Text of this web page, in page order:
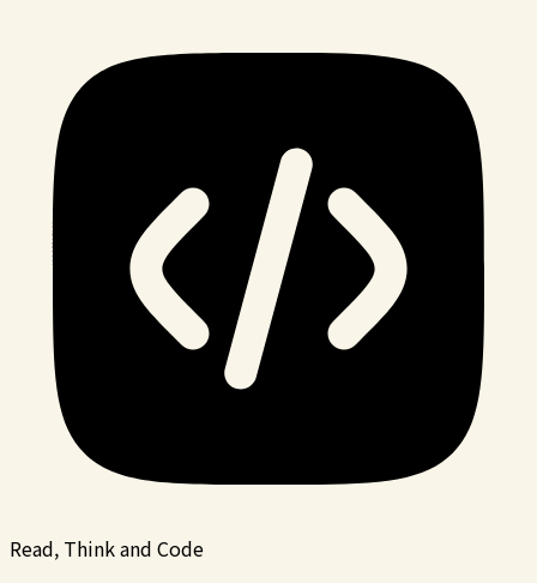
Read, Think and Code